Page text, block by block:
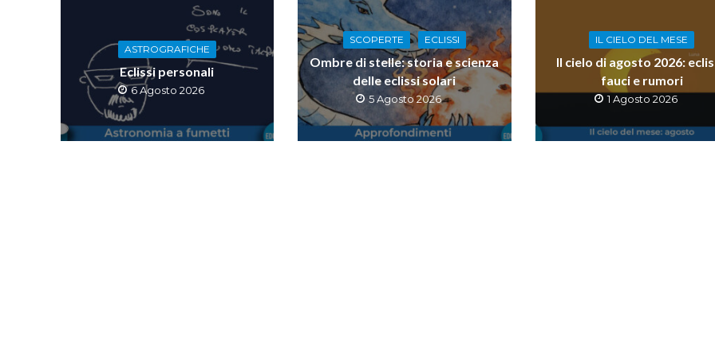
ASTROGRAFICHE
Eclissi personali
6 Agosto 2026
SCOPERTE ECLISSI
Ombre di stelle: storia e scienza
delle eclissi solari
5 Agosto 2026
IL CIELO DEL MESE
Il cielo di agosto 2026:
fauci e rumori
1 Agosto 2026